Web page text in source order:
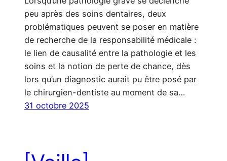
peu après des soins dentaires, deux
problématiques peuvent se poser en matière
de recherche de la responsabilité médicale :
le lien de causalité entre la pathologie et les
soins et la notion de perte de chance, dès
lors qu’un diagnostic aurait pu être posé par
le chirurgien-dentiste au moment de sa…
31 octobre 2025